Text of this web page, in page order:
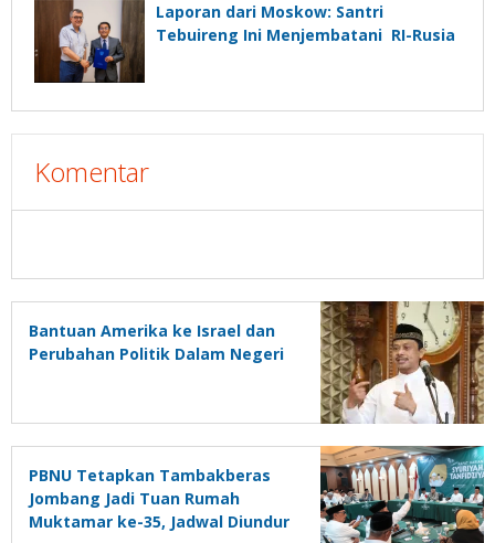
Laporan dari Moskow: Santri
Tebuireng Ini Menjembatani RI-Rusia
Komentar
Bantuan Amerika ke Israel dan
Perubahan Politik Dalam Negeri
PBNU Tetapkan Tambakberas
Jombang Jadi Tuan Rumah
Muktamar ke-35, Jadwal Diundur